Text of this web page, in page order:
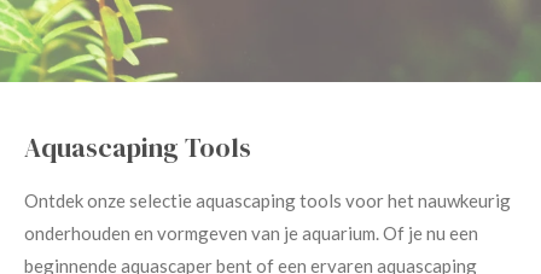
Aquascaping Tools
Ontdek onze selectie aquascaping tools voor het nauwkeurig
onderhouden en vormgeven van je aquarium. Of je nu een
beginnende aquascaper bent of een ervaren aquascaping